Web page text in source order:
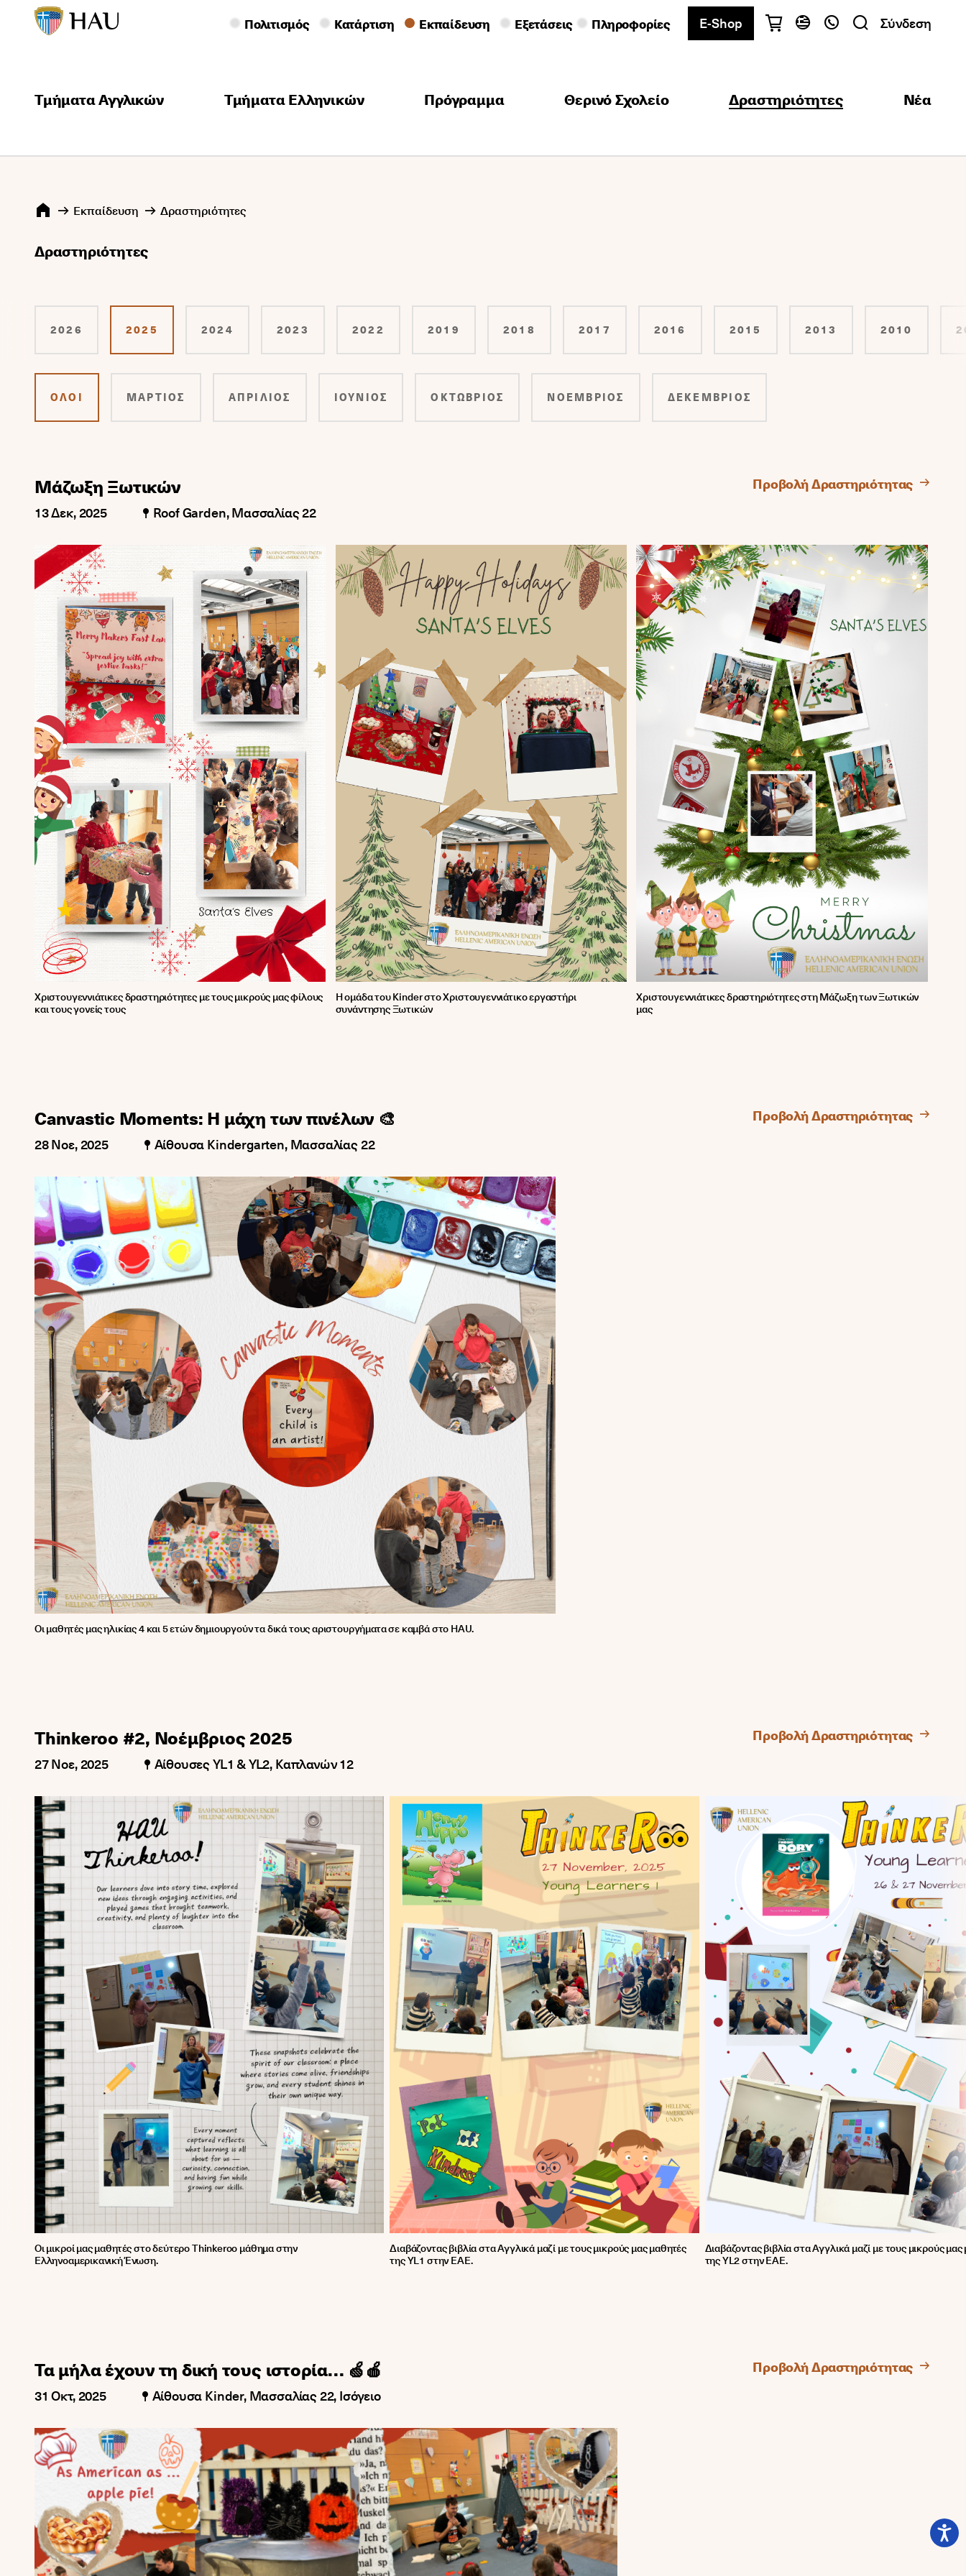
Πολιτισμός Κατάρτιση Εκπαίδευση Εξετάσεις Πληροφορίες
E-Shop
English
Σύνδεση
Τμήματα Αγγλικών Τμήματα Ελληνικών Πρόγραμμα Θερινό Σχολείο Δραστηριότητες Nέα
Εκπαίδευση Δραστηριότητες
Δραστηριότητες
2026 2025 2024 2023 2022 2019 2018 2017 2016 2015 2013 2010
ΌΛΟΙ ΜΑΡΤΙΟΣ ΑΠΡΙΛΙΟΣ ΙΟΥΝΙΟΣ ΟΚΤΩΒΡΙΟΣ ΝΟΕΜΒΡΙΟΣ ΔΕΚΕΜΒΡΙΟΣ
Μάζωξη Ξωτικών
13 Δεκ, 2025 Roof Garden, Μασσαλίας 22
Προβολή Δραστηριότητας
Χριστουγεννιάτικες δραστηριότητες με τους μικρούς μας φίλους
και τους γονείς τους
Η ομάδα του Kinder στο Χριστουγεννιάτικο εργαστήρι
συνάντησης Ξωτικών
Χριστουγεννιάτικες δραστηριότητες στη Μάζωξη των Ξωτικών
μας
Canvastic Moments: Η μάχη των πινέλων 🎨
28 Νοε, 2025 Αίθουσα Kindergarten, Μασσαλίας 22
Προβολή Δραστηριότητας
Οι μαθητές μας ηλικίας 4 και 5 ετών δημιουργούν τα δικά τους αριστουργήματα σε καμβά στο HAU.
Thinkeroo #2, Νοέμβριος 2025
27 Νοε, 2025 Αίθουσες YL1 & YL2, Καπλανών 12
Προβολή Δραστηριότητας
Οι μικροί μας μαθητές στο δεύτερο Thinkeroo μάθημα στην
Ελληνοαμερικανική Ένωση.
Διαβάζοντας βιβλία στα Αγγλικά μαζί με τους μικρούς μας μαθητές
της YL1 στην ΕΑΕ.
Διαβάζοντας βιβλία στα Αγγλικά μαζί με τους μικρούς
της YL2 στην ΕΑΕ.
Τα μήλα έχουν τη δική τους ιστορία… 🍏🍎
31 Οκτ, 2025 Αίθουσα Kinder, Μασσαλίας 22, Ισόγειο
Προβολή Δραστηριότητας